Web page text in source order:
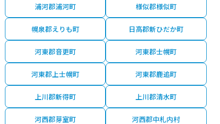
浦河郡浦河町 様似郡様似町
幌泉郡えりも町 日高郡新ひだか町
河東郡音更町 河東郡士幌町
河東郡上士幌町 河東郡鹿追町
上川郡新得町 上川郡清水町
河西郡芽室町 河西郡中札内村